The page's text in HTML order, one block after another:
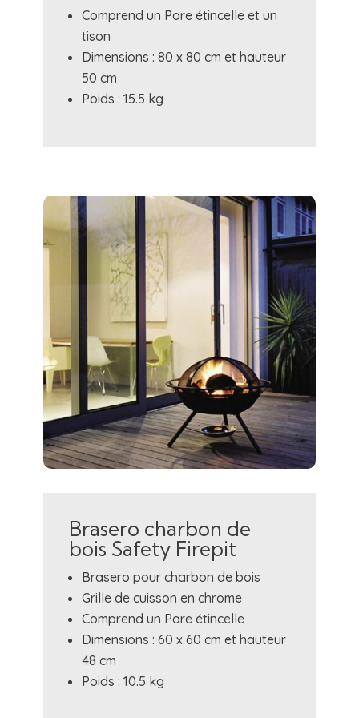
Comprend un Pare étincelle et un
tison
Dimensions : 80 x 80 cm et hauteur
50 cm
Poids : 15.5 kg
Brasero charbon de
bois Safety Firepit
Brasero pour charbon de bois
Grille de cuisson en chrome
Comprend un Pare étincelle
Dimensions : 60 x 60 cm et hauteur
48 cm
Poids : 10.5 kg